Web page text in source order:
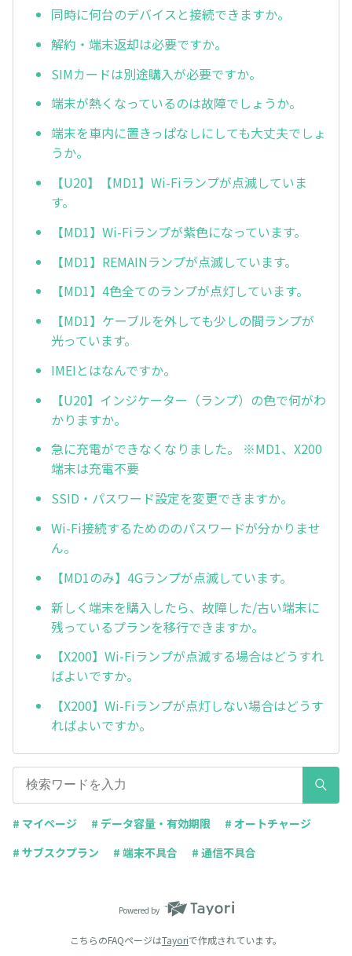
同時に何台のデバイスと接続できますか。
解約・端末返却は必要ですか。
SIMカードは別途購入が必要ですか。
端末が熱くなっているのは故障でしょうか。
端末を車内に置きっぱなしにしても大丈夫でしょ
うか。
【U20】【MD1】Wi-Fiランプが点滅していま
す。
【MD1】Wi-Fiランプが紫色になっています。
【MD1】REMAINランプが点滅しています。
【MD1】4色全てのランプが点灯しています。
【MD1】ケーブルを外しても少しの間ランプが
光っています。
IMEIとはなんですか。
【U20】インジケーター（ランプ）の色で何がわ
かりますか。
急に充電ができなくなりました。 ※MD1、X200
端末は充電不要
SSID・パスワード設定を変更できますか。
Wi-Fi接続するためののパスワードが分かりませ
ん。
【MD1のみ】4Gランプが点滅しています。
新しく端末を購入したら、故障した/古い端末に
残っているプランを移行できますか。
【X200】Wi-Fiランプが点滅する場合はどうすれ
ばよいですか。
【X200】Wi-Fiランプが点灯しない場合はどうす
ればよいですか。
# マイページ # データ容量・有効期限
# オートチャージ
# サブスクプラン
# 端末不具合 # 通信不具合
Powered by
こちらのFAQページはTayoriで作成されています。